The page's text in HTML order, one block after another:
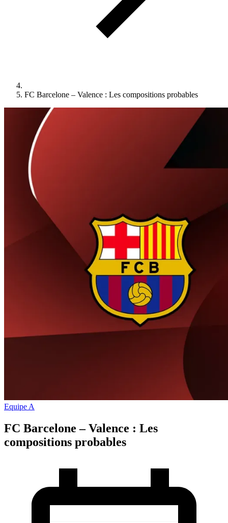
FC Barcelone – Valence : Les compositions probables
Equipe A
FC Barcelone – Valence : Les
compositions probables